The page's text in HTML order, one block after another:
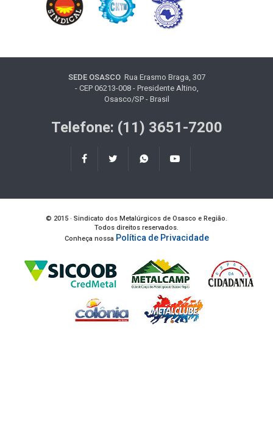
SEDE OSASCORua Erasmo Braga, 307
- CEP 06213-008 - Presidente Altino,
Osasco/SP - Brasil
Telefone: (11) 3651-7200
© 2015 · Sindicato dos Metalúrgicos de Osasco e Região.
Todos direitos reservados.
Conheça nossa Política de Privacidade